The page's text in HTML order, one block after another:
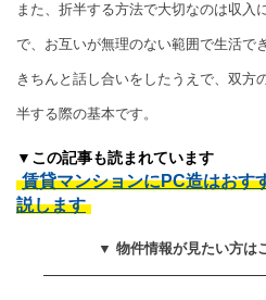
また、折半する方法で大切なのは収入
で、お互いが無理のない範囲で生活で
きちんと話し合いをしたうえで、双方
半する際の基本です。
▼この記事も読まれています
賃貸マンションにPC造はおす
説します
▼ 物件情報が見たい方は